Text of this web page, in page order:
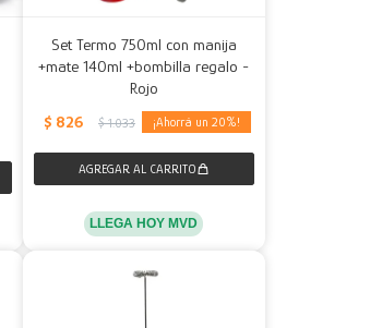
Set Termo 750ml con manija
+mate 140ml +bombilla regalo -
Rojo
$ 826 $ 1.033 20
LLEGA HOY MVD